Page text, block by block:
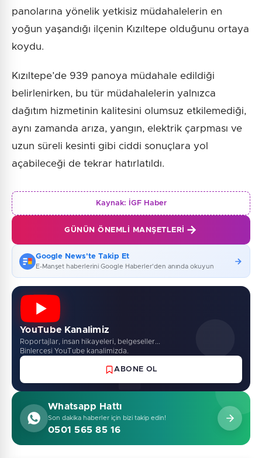
panolarına yönelik yetkisiz müdahalelerin en
yoğun yaşandığı ilçenin Kızıltepe olduğunu ortaya
koydu.
Kızıltepe’de 939 panoya müdahale edildiği
belirlenirken, bu tür müdahalelerin yalnızca
dağıtım hizmetinin kalitesini olumsuz etkilemediği,
aynı zamanda arıza, yangın, elektrik çarpması ve
uzun süreli kesinti gibi ciddi sonuçlara yol
açabileceği de tekrar hatırlatıldı.
Kaynak: İGF Haber
GÜNÜN ÖNEMLI MANŞETLERI
Google News'te Takip Et
E-Manşet haberlerini Google Haberler'den anında okuyun
YouTube Kanalimiz
Roportajlar, insan hikayeleri, belgeseller...
Binlercesi YouTube kanalimizda.
ABONE OL
Whatsapp Hattı
Son dakika haberler için bizi takip edin!
0501 565 85 16